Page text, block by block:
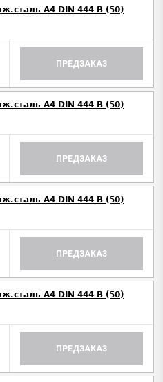
A4 DIN 444 B (50)
ПРЕДЗАКАЗ
A4 DIN 444 B (50)
ПРЕДЗАКАЗ
A4 DIN 444 B (50)
ПРЕДЗАКАЗ
A4 DIN 444 B (50)
ПРЕДЗАКАЗ